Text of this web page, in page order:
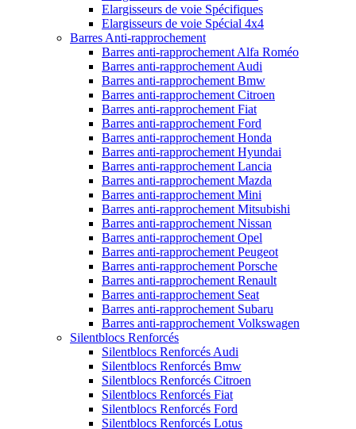
Elargisseurs de voie Spécifiques
Elargisseurs de voie Spécial 4x4
Barres Anti-rapprochement
Barres anti-rapprochement Alfa Roméo
Barres anti-rapprochement Audi
Barres anti-rapprochement Bmw
Barres anti-rapprochement Citroen
Barres anti-rapprochement Fiat
Barres anti-rapprochement Ford
Barres anti-rapprochement Honda
Barres anti-rapprochement Hyundai
Barres anti-rapprochement Lancia
Barres anti-rapprochement Mazda
Barres anti-rapprochement Mini
Barres anti-rapprochement Mitsubishi
Barres anti-rapprochement Nissan
Barres anti-rapprochement Opel
Barres anti-rapprochement Peugeot
Barres anti-rapprochement Porsche
Barres anti-rapprochement Renault
Barres anti-rapprochement Seat
Barres anti-rapprochement Subaru
Barres anti-rapprochement Volkswagen
Silentblocs Renforcés
Silentblocs Renforcés Audi
Silentblocs Renforcés Bmw
Silentblocs Renforcés Citroen
Silentblocs Renforcés Fiat
Silentblocs Renforcés Ford
Silentblocs Renforcés Lotus